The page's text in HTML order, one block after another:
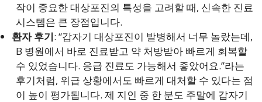
작이 중요한 대상포진의 특성을 고려할 때, 신속한 진료
시스템은 큰 장점입니다.
환자 후기: “갑자기 대상포진이 발병해서 너무 놀랐는데,
B 병원에서 바로 진료받고 약 처방받아 빠르게 회복할
수 있었습니다. 응급 진료도 가능해서 좋았어요.”라는
후기처럼, 위급 상황에서도 빠르게 대처할 수 있다는 점
이 높이 평가됩니다. 제 지인 중 한 분도 주말에 갑자기